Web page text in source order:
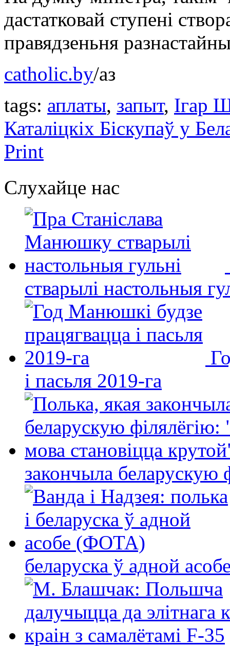
дастатковай ступені
правядзеньня
catholic.by/аз
tags: аплаты, запыт, Ігар
Каталіцкіх Біскупаў у
Print
Слухайце нас
стварылі настольныя
і пасьля 2019-га
закончыла беларускую
беларуска ў адной